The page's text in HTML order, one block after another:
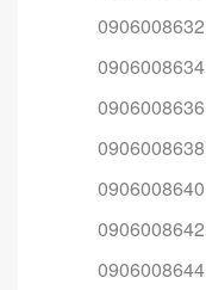
0906008632
0906008634
0906008636
0906008638
0906008640
0906008642
0906008644